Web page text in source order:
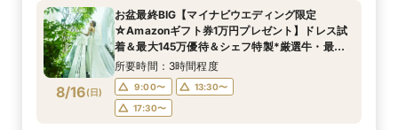
8/15(土 )
13:30〜
17:30〜
フェアを予約
8/15(土 )
13:30〜
17:30〜
フェアを予約
8/15(土 )
13:30〜
17:30〜
フェアを予約
8/16(日)
お盆最終BIG【マイナビウエディング限定
☆Amazonギフト券1万円プレゼント】ドレス試
着＆最大145万優待＆シェフ特製*厳選牛・最旬
食材豪華試食◆選べる2つのチャペル憧れ挙式体
験！
所要時間：3時間程度
9:00〜
13:30〜
17:30〜